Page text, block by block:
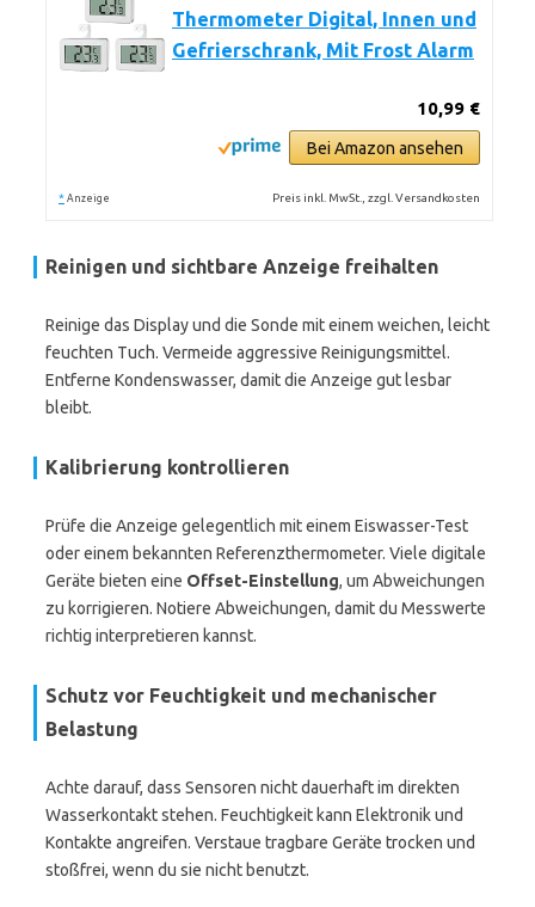
Thermometer Digital, Innen und
Gefrierschrank, Mit Frost Alarm
10,99 €
Bei Amazon ansehen
* Anzeige Preis inkl. MwSt., zzgl. Versandkosten
Reinigen und sichtbare Anzeige freihalten
Reinige das Display und die Sonde mit einem weichen, leicht
feuchten Tuch. Vermeide aggressive Reinigungsmittel.
Entferne Kondenswasser, damit die Anzeige gut lesbar
bleibt.
Kalibrierung kontrollieren
Prüfe die Anzeige gelegentlich mit einem Eiswasser-Test
oder einem bekannten Referenzthermometer. Viele digitale
Geräte bieten eine Offset-Einstellung, um Abweichungen
zu korrigieren. Notiere Abweichungen, damit du Messwerte
richtig interpretieren kannst.
Schutz vor Feuchtigkeit und mechanischer
Belastung
Achte darauf, dass Sensoren nicht dauerhaft im direkten
Wasserkontakt stehen. Feuchtigkeit kann Elektronik und
Kontakte angreifen. Verstaue tragbare Geräte trocken und
stoßfrei, wenn du sie nicht benutzt.